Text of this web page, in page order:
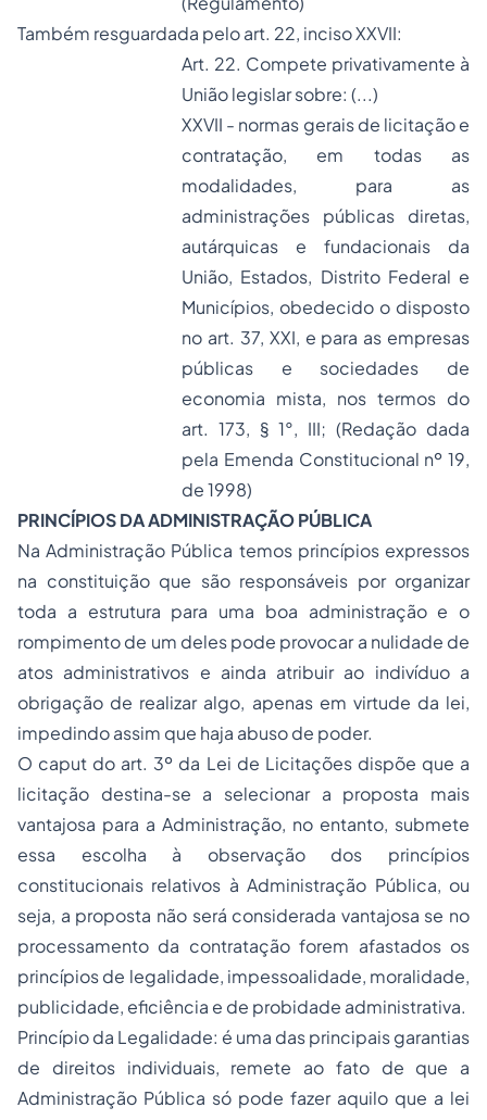
Também resguardada pelo art. 22, inciso XXVII:
Art. 22. Compete privativamente à
União legislar sobre: (...)
XXVII - normas gerais de licitação e
contratação, em todas as
modalidades, para as
administrações públicas diretas,
autárquicas e fundacionais da
União, Estados, Distrito Federal e
Municípios, obedecido o disposto
no art. 37, XXI, e para as empresas
públicas e sociedades de
economia mista, nos termos do
art. 173, § 1°, III;(Redação dada
pela Emenda Constitucional nº 19,
de 1998)
PRINCÍPIOS DA ADMINISTRAÇÃO PÚBLICA
Na Administração Pública temos princípios expressos
na constituição que são responsáveis por organizar
toda a estrutura para uma boa administração e o
rompimento de um deles pode provocar a nulidade de
atos administrativos e ainda atribuir ao indivíduo a
obrigação de realizar algo, apenas em virtude da lei,
impedindo assim que haja abuso de poder.
O caput do art. 3º da Lei de Licitações dispõe que a
licitação destina-se a selecionar a proposta mais
vantajosa para a Administração, no entanto, submete
essa escolha à observação dos princípios
constitucionais relativos à Administração Pública, ou
seja, a proposta não será considerada vantajosa se no
processamento da contratação forem afastados os
princípios de legalidade, impessoalidade, moralidade,
publicidade, eficiência e de probidade administrativa.
Princípio da Legalidade: é uma das principais garantias
de direitos individuais, remete ao fato de que a
Administração Pública só pode fazer aquilo que a lei